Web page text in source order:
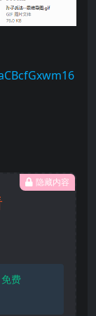
隐藏内容
免费